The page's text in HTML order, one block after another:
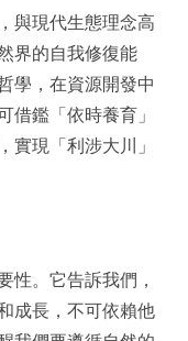
與現代生態理念高
界的自我修復能
學，在資源開發中
借鑑「依時養育」
實現「利涉大川」
性。它告訴我們，
成長，不可依賴他